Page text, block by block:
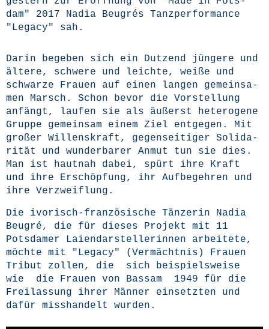
dam" 2017 Nadia Beu­g­rés Tanz­per­for­mance
"Lega­cy" sah.
Dar­in bege­ben sich ein Dut­zend jün­ge­re und
älte­re, schwe­re und leich­te, wei­ße und
schwar­ze Frau­en auf einen lan­gen gemein­sa­
men Marsch. Schon bevor die Vor­stel­lung
anfängt, lau­fen sie als äußerst hete­ro­ge­ne
Grup­pe gemein­sam einem Ziel ent­ge­gen. Mit
gro­ßer Wil­lens­kraft, gegen­sei­ti­ger Soli­da­
ri­tät und wun­der­ba­rer Anmut tun sie dies.
Man ist haut­nah dabei, spürt ihre Kraft
und ihre Erschöp­fung, ihr Auf­be­geh­ren und
ihre Verzweiflung.
Die ivo­risch-fran­zö­si­sche Tän­ze­rin Nadia
Beu­g­ré, die für die­ses Pro­jekt mit 11
Pots­da­mer Lai­en­dar­stel­le­rin­nen arbei­te­te,
möch­te mit "Lega­cy" (Ver­mächt­nis) Frau­en
Tri­but zol­len, die sich bei­spiels­wei­se
wie die Frau­en von Bassam 1949 für die
Frei­las­sung ihrer Män­ner ein­setz­ten und
dafür miss­han­delt wurden.